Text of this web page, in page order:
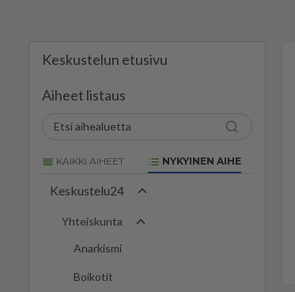
Keskustelun etusivu
Aiheet listaus
KAIKKI AIHEET NYKYINEN AIHE
Keskustelu24
Yhteiskunta
Anarkismi
Boikotit